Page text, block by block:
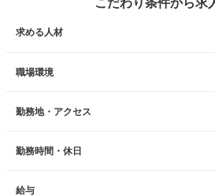
こだわり条件から求
求める人材
職場環境
勤務地・アクセス
勤務時間・休日
給与